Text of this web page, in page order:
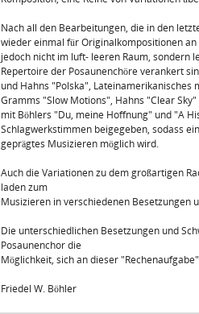
Nach all den Bearbeitungen, die in den
wieder einmal für Originalkompositionen
jedoch nicht im luft- leeren Raum, sondern
Repertoire der Posaunenchöre verankert
und Hahns "Polska", Lateinamerikanisches
Gramms "Slow Motions", Hahns "Clear
mit Böhlers "Du, meine Hoffnung" und "A
Schlagwerkstimmen beigegeben, sodass
geprägtes Musizieren möglich wird.
Auch die Variationen zu dem großartigen
laden zum
Musizieren in verschiedenen Besetzungen
Die unterschiedlichen Besetzungen und
Posaunenchor die
Möglichkeit, sich an dieser
Friedel W. Böhler